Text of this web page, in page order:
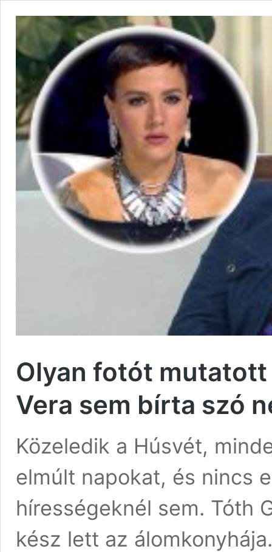
Olyan fotót
Vera sem bírta szó
Közeledik a Húsvét,
elmúlt napokat, és nincs
hírességeknél sem. Tóth
kész lett az